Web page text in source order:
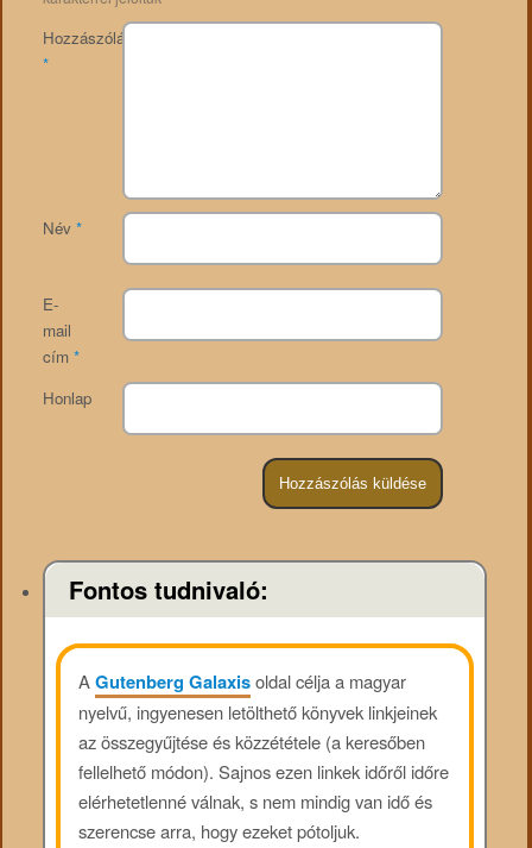
Hozzászólás
*
Név *
E-
mail
cím *
Honlap
Fontos tudnivaló:
AGutenberg Galaxisoldal célja a magyar
nyelvű, ingyenesen letölthető könyvek linkjeinek
az összegyűjtése és közzététele (a keresőben
fellelhető módon). Sajnos ezen linkek időről időre
elérhetetlenné válnak, s nem mindig van idő és
szerencse arra, hogy ezeket pótoljuk.